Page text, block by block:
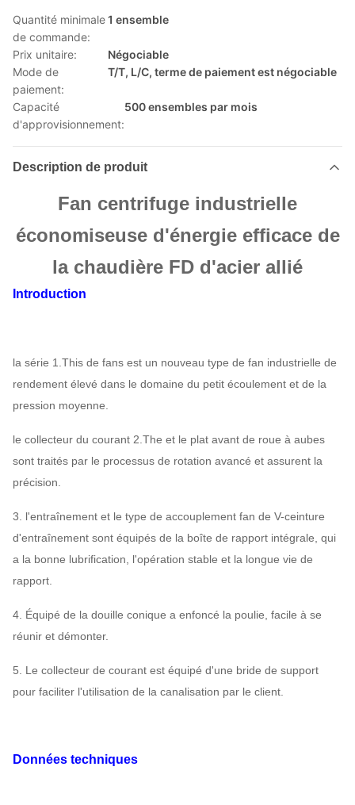
Quantité minimale
de commande:
1 ensemble
Prix unitaire:
Négociable
Mode de
paiement:
T/T, L/C, terme de paiement est négociable
Capacité
d'approvisionnement:
500 ensembles par mois
Description de produit
Fan centrifuge industrielle
économiseuse d'énergie efficace de
la chaudière FD d'acier allié
Introduction
la série 1.This de fans est un nouveau type de fan industrielle de
rendement élevé dans le domaine du petit écoulement et de la
pression moyenne.
le collecteur du courant 2.The et le plat avant de roue à aubes
sont traités par le processus de rotation avancé et assurent la
précision.
3. l'entraînement et le type de accouplement fan de V-ceinture
d'entraînement sont équipés de la boîte de rapport intégrale, qui
a la bonne lubrification, l'opération stable et la longue vie de
rapport.
4. Équipé de la douille conique a enfoncé la poulie, facile à se
réunir et démonter.
5. Le collecteur de courant est équipé d'une bride de support
pour faciliter l'utilisation de la canalisation par le client.
Données techniques